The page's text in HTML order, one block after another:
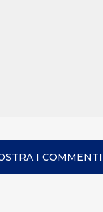
I COMMENTI